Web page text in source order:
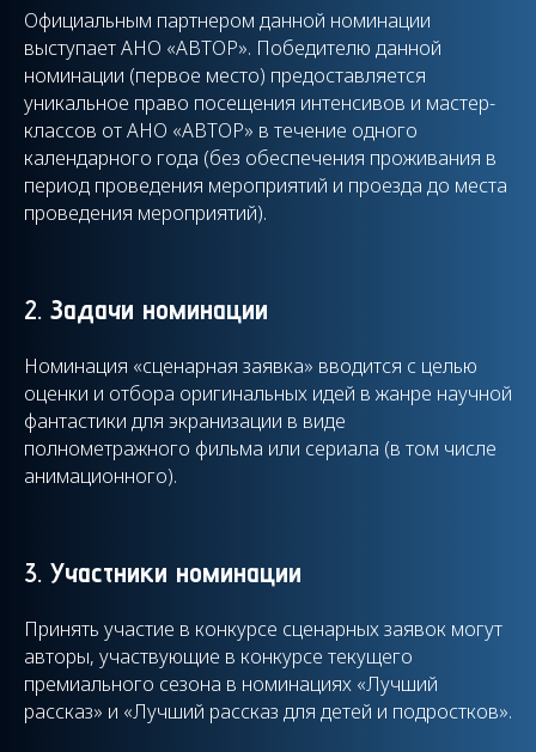
Официальным партнером данной номинации
выступает АНО «АВТОР». Победителю данной
номинации (первое место) предоставляется
уникальное право посещения интенсивов и мастер-
классов от АНО «АВТОР» в течение одного
календарного года (без обеспечения проживания в
период проведения мероприятий и проезда до места
проведения мероприятий).
2. Задачи номинации
Номинация «сценарная заявка» вводится c целью
оценки и отбора оригинальных идей в жанре научной
фантастики для экранизации в виде
полнометражного фильма или сериала (в том числе
анимационного).
3. Участники номинации
Принять участие в конкурсе сценарных заявок могут
авторы, участвующие в конкурсе текущего
премиального сезона в номинациях «Лучший
рассказ» и «Лучший рассказ для детей и подростков».